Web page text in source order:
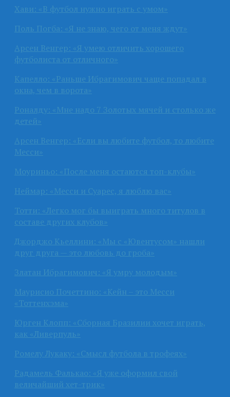
Хави: «В футбол нужно играть с умом»
Поль Погба: «Я не знаю, чего от меня ждут»
Арсен Венгер: «Я умею отличить хорошего
футболиста от отличного»
Капелло: «Раньше Ибрагимович чаще попадал в
окна, чем в ворота»
Роналду: «Мне надо 7 Золотых мячей и столько же
детей»
Арсен Венгер: «Если вы любите футбол, то любите
Месси»
Моуриньо: «После меня остаются топ-клубы»
Неймар: «Месси и Суарес, я люблю вас»
Тотти: «Легко мог бы выиграть много титулов в
составе других клубов»
Джорджо Кьеллини: «Мы с «Ювентусом» нашли
друг друга — это любовь до гроба»
Златан Ибрагимович: «Я умру молодым»
Маурисио Почеттино: «Кейн – это Месси
«Тоттенхэма»
Юрген Клопп: «Сборная Бразилии хочет играть,
как «Ливерпуль»
Ромелу Лукаку: «Смысл футбола в трофеях»
Радамель Фалькао: «Я уже оформил свой
величайший хет-трик»